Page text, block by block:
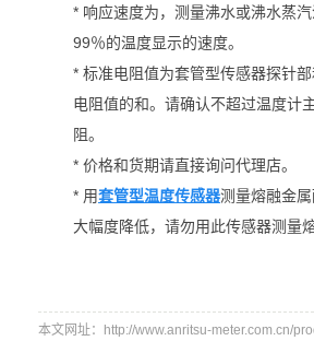
* 响应速度为，测量沸水或沸水蒸汽
99％的温度显示的速度。
* 标准电阻值为套管型传感器探针
电阻值的和。请确认不超过温度计
阻。
* 价格和货期请直接询问代理店。
* 用套管型温度传感器测量熔融金
大幅度降低，请勿用此传感器测量
本文网址：http://www.anritsu-meter.com.cn/